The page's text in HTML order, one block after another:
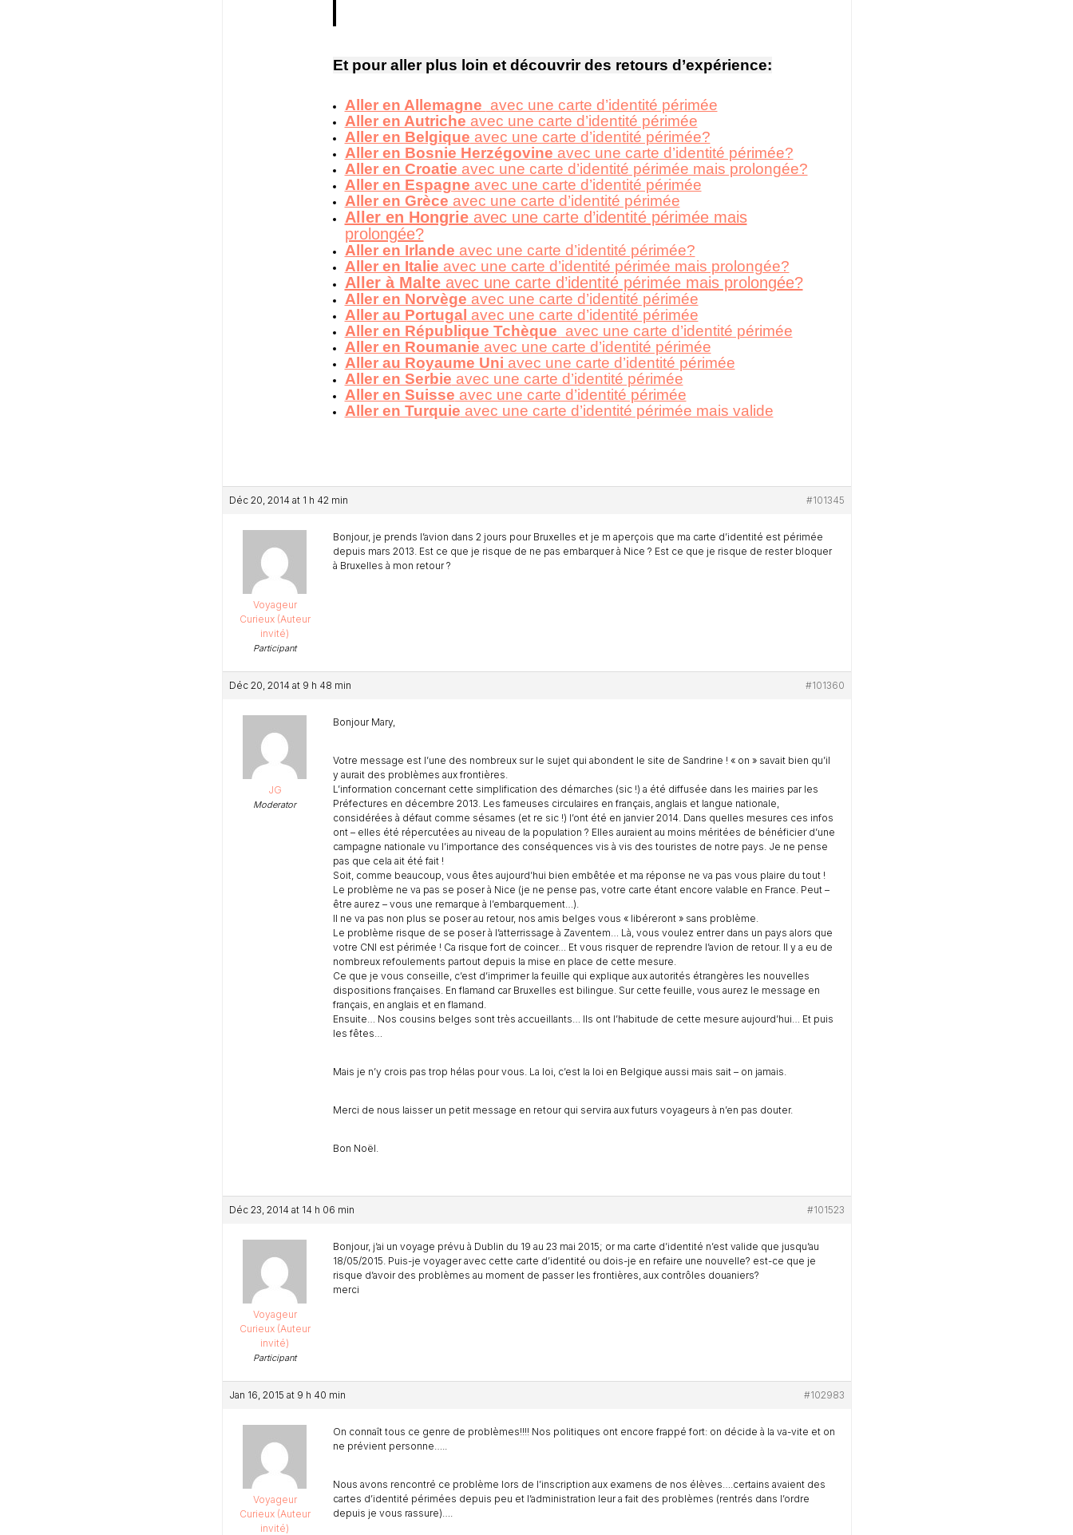
Et pour aller plus loin et découvrir des retours d’expérience:
Aller en Allemagne avec une carte d’identité périmée
Aller en Autriche avec une carte d’identité périmée
Aller en Belgique avec une carte d’identité périmée?
Aller en Bosnie Herzégovine avec une carte d’identité périmée?
Aller en Croatie avec une carte d’identité périmée mais prolongée?
Aller en Espagne avec une carte d’identité périmée
Aller en Grèce avec une carte d’identité périmée
Aller en Hongrieavec une carte d’identité périmée mais
prolongée?
Aller en Irlande avec une carte d’identité périmée?
Aller en Italie avec une carte d’identité périmée mais prolongée?
Aller à Malteavec une carte d’identité périmée mais prolongée?
Aller en Norvège avec une carte d’identité périmée
Aller au Portugal avec une carte d’identité périmée
Aller en République Tchèque avec une carte d’identité périmée
Aller en Roumanie avec une carte d’identité périmée
Aller au Royaume Uni avec une carte d’identité périmée
Aller en Serbie avec une carte d’identité périmée
Aller en Suisse avec une carte d’identité périmée
Aller en Turquie avec une carte d’identité périmée mais valide
Déc 20, 2014 at 1 h 42 min #101345
Voyageur
Curieux (Auteur
invité)
Participant
Bonjour, je prends l’avion dans 2 jours pour Bruxelles et je m aperçois que ma carte d’identité est périmée
depuis mars 2013. Est ce que je risque de ne pas embarquer à Nice ? Est ce que je risque de rester bloquer
à Bruxelles à mon retour ?
Déc 20, 2014 at 9 h 48 min #101360
JG
Moderator
Bonjour Mary,
Votre message est l’une des nombreux sur le sujet qui abondent le site de Sandrine ! « on » savait bien qu’il
y aurait des problèmes aux frontières.
L’information concernant cette simplification des démarches (sic !) a été diffusée dans les mairies par les
Préfectures en décembre 2013. Les fameuses circulaires en français, anglais et langue nationale,
considérées à défaut comme sésames (et re sic !) l’ont été en janvier 2014. Dans quelles mesures ces infos
ont – elles été répercutées au niveau de la population ? Elles auraient au moins méritées de bénéficier d’une
campagne nationale vu l’importance des conséquences vis à vis des touristes de notre pays. Je ne pense
pas que cela ait été fait !
Soit, comme beaucoup, vous êtes aujourd’hui bien embêtée et ma réponse ne va pas vous plaire du tout !
Le problème ne va pas se poser à Nice (je ne pense pas, votre carte étant encore valable en France. Peut –
être aurez – vous une remarque à l’embarquement…).
Il ne va pas non plus se poser au retour, nos amis belges vous « libéreront » sans problème.
Le problème risque de se poser à l’atterrissage à Zaventem… Là, vous voulez entrer dans un pays alors que
votre CNI est périmée ! Ca risque fort de coincer… Et vous risquer de reprendre l’avion de retour. Il y a eu de
nombreux refoulements partout depuis la mise en place de cette mesure.
Ce que je vous conseille, c’est d’imprimer la feuille qui explique aux autorités étrangères les nouvelles
dispositions françaises. En flamand car Bruxelles est bilingue. Sur cette feuille, vous aurez le message en
français, en anglais et en flamand.
Ensuite… Nos cousins belges sont très accueillants… Ils ont l’habitude de cette mesure aujourd’hui… Et puis
les fêtes…
Mais je n’y crois pas trop hélas pour vous. La loi, c’est la loi en Belgique aussi mais sait – on jamais.
Merci de nous laisser un petit message en retour qui servira aux futurs voyageurs à n’en pas douter.
Bon Noël.
Déc 23, 2014 at 14 h 06 min #101523
Voyageur
Curieux (Auteur
invité)
Participant
Bonjour, j’ai un voyage prévu à Dublin du 19 au 23 mai 2015; or ma carte d’identité n’est valide que jusqu’au
18/05/2015. Puis-je voyager avec cette carte d’identité ou dois-je en refaire une nouvelle? est-ce que je
risque d’avoir des problèmes au moment de passer les frontières, aux contrôles douaniers?
merci
Jan 16, 2015 at 9 h 40 min #102983
Voyageur
Curieux (Auteur
invité)
On connaît tous ce genre de problèmes!!!! Nos politiques ont encore frappé fort: on décide à la va-vite et on
ne prévient personne…..
Nous avons rencontré ce problème lors de l’inscription aux examens de nos élèves….certains avaient des
cartes d’identité périmées depuis peu et l’administration leur a fait des problèmes (rentrés dans l’ordre
depuis je vous rassure)….